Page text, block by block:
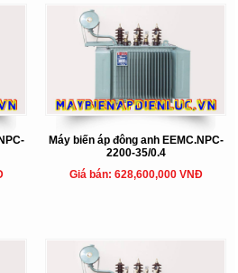
Máy biến áp đông anh EEMC.NPC-
2200-35/0.4
Giá bán: 628,600,000 VNĐ